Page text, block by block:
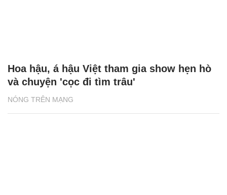
NÓNG TRÊN MẠNG
Hoa hậu, á hậu Việt tham gia show hẹn hò
và chuyện 'cọc đi tìm trâu'